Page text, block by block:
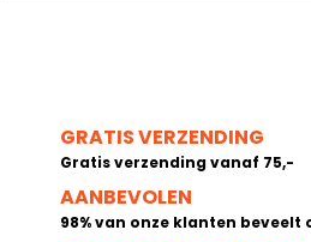
GRATIS VERZENDING
Gratis verzending vanaf 75,-
AANBEVOLEN
98% van onze klanten beveelt